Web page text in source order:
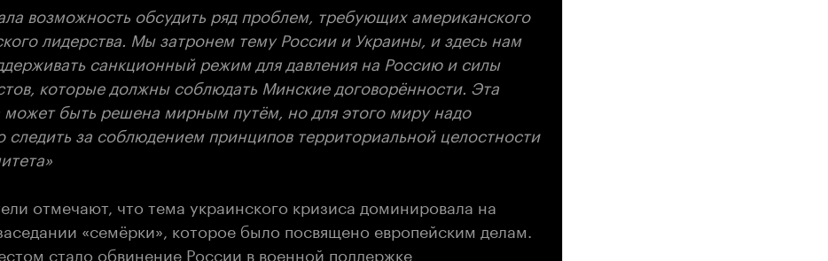
возможность обсудить ряд проблем, требующих американского
лидерства. Мы затронем тему России и Украины, и здесь нам
санкционный режим для давления на Россию и силы
которые должны соблюдать Минские договорённости. Эта
может быть решена мирным путём, но для этого миру надо
следить за соблюдением принципов территориальной целостности
отмечают, что тема украинского кризиса доминировала на
«семёрки», которое было посвящено европейским делам.
стало обвинение России в военной поддержке